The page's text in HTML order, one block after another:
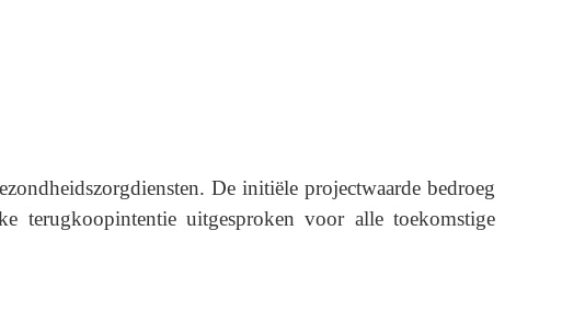
De initiële projectwaarde bedroeg
terugkoopintentie uitgesproken voor alle toekomstige